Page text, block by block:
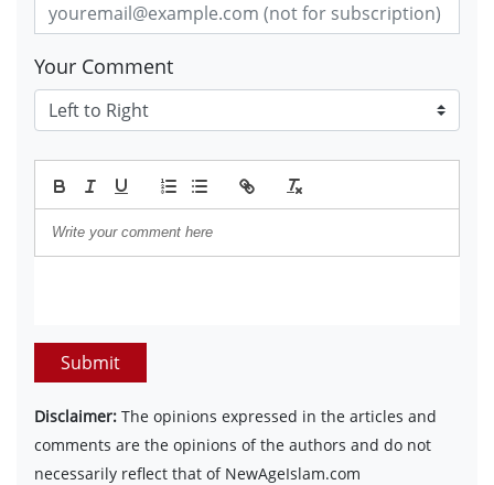
Your Comment
Submit
Disclaimer: The opinions expressed in the articles and
comments are the opinions of the authors and do not
necessarily reflect that of NewAgeIslam.com